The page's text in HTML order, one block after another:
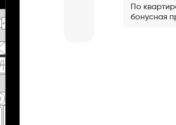
По
бонусная